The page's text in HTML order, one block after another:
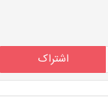
اشتراک